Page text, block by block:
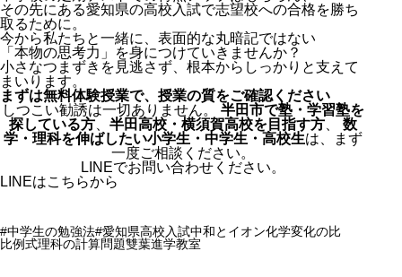
その先にある愛知県の高校入試で志望校への合格を勝ち
取るために。
今から私たちと一緒に、表面的な丸暗記ではない
「本物の思考力」を身につけていきませんか？
小さなつまずきを見逃さず、根本からしっかりと支えて
まいります。
まずは無料体験授業で、授業の質をご確認ください
しつこい勧誘は一切ありません。 半田市で塾・学習塾を
探している方
半田高校・横須賀高校を目指す方
数
学・理科を伸ばしたい小学生・中学生・高校生は、まず
一度ご相談ください。
LINEでお問い合わせください。
LINEはこちらから
#中学生の勉強法#愛知県高校入試中和とイオン化学変化の比
比例式理科の計算問題雙葉進学教室